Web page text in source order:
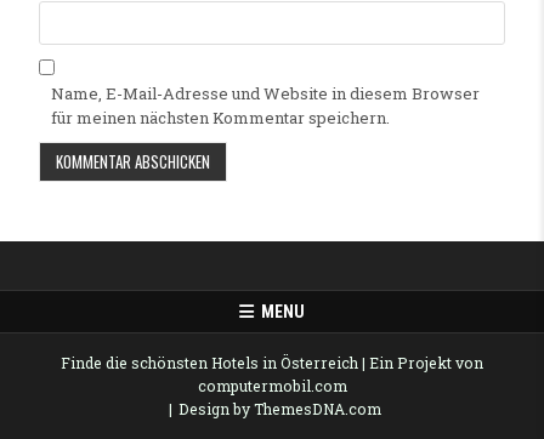
Name, E-Mail-Adresse und Website in diesem Browser
für meinen nächsten Kommentar speichern.
MENU
Finde die schönsten Hotels in Österreich | Ein Projekt von
computermobil.com
Design by ThemesDNA.com